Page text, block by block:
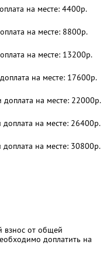
на месте: 4400р.
на месте: 8800р.
на месте: 13200р.
на месте: 17600р.
на месте: 22000р.
на месте: 26400р.
на месте: 30800р.
взнос от общей
доплатить на